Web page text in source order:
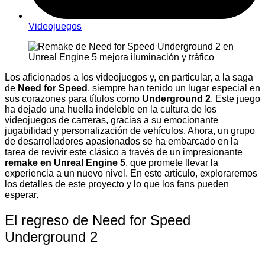
Videojuegos
Los aficionados a los videojuegos y, en particular, a la saga
de Need for Speed , siempre han tenido un lugar especial en
sus corazones para títulos como Underground 2. Este juego
ha dejado una huella indeleble en la cultura de los
videojuegos de carreras, gracias a su emocionante
jugabilidad y personalización de vehículos. Ahora, un grupo
de desarrolladores apasionados se ha embarcado en la
tarea de revivir este clásico a través de un impresionante
remake en Unreal Engine 5, que promete llevar la
experiencia a un nuevo nivel. En este artículo, exploraremos
los detalles de este proyecto y lo que los fans pueden
esperar.
El regreso de Need for Speed
Underground 2